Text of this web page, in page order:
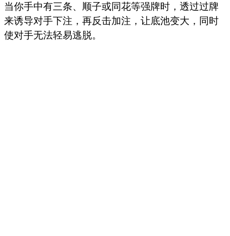
当你手中有三条、顺子或同花等强牌时，透过过牌
来诱导对手下注，再反击加注，让底池变大，同时
使对手无法轻易逃脱。